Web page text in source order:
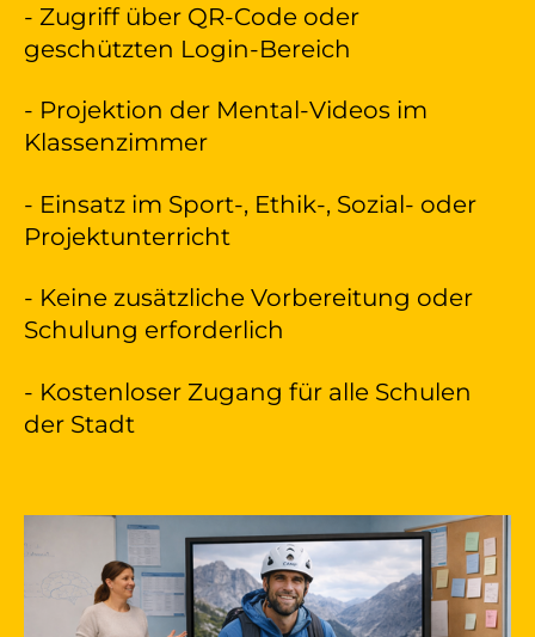
- Zugriff über QR-Code oder
geschützten Login-Bereich
- Projektion der Mental-Videos im
Klassenzimmer
- Einsatz im Sport-, Ethik-, Sozial- oder
Projektunterricht
- Keine zusätzliche Vorbereitung oder
Schulung erforderlich
- Kostenloser Zugang für alle Schulen
der Stadt